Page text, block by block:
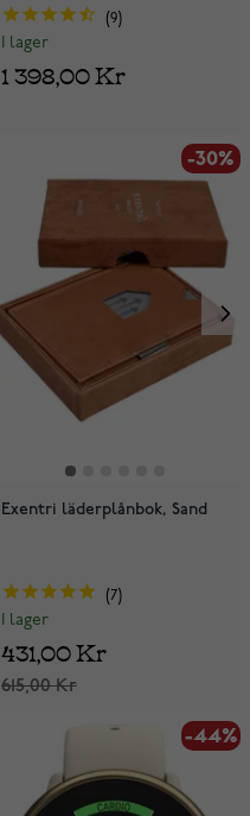
9
I lager
1 398,00 Kr
-30%
Exentri läderplånbok, Sand
7
I lager
615,00 Kr
431,00 Kr
-44%